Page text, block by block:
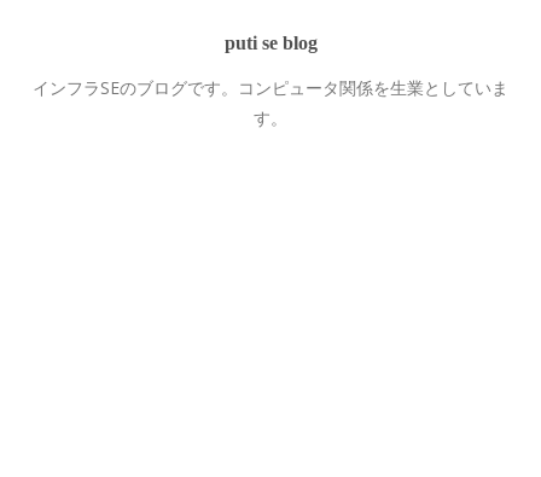
puti se blog
インフラSEのブログです。コンピュータ関係を生業としていま
す。